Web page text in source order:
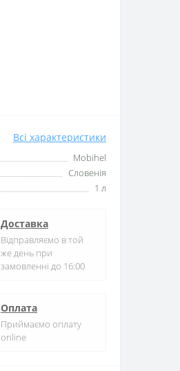
Всі характеристики
Mobihel
Словенія
1 л
Доставка
Відправляємо в той
же день при
замовленні до 16:00
Оплата
Приймаємо оплату
online